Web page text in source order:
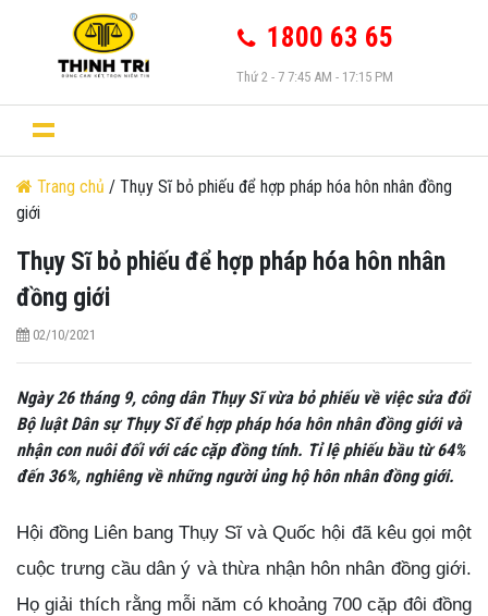
1800 63 65
Thứ 2 - 7 7:45 AM - 17:15 PM
Trang chủ / Thụy Sĩ bỏ phiếu để hợp pháp hóa hôn nhân đồng
giới
Thụy Sĩ bỏ phiếu để hợp pháp hóa hôn nhân
đồng giới
02/10/2021
Ngày 26 tháng 9, công dân Thụy Sĩ vừa bỏ phiếu về việc sửa đổi
Bộ luật Dân sự Thụy Sĩ để hợp pháp hóa hôn nhân đồng giới và
nhận con nuôi đối với các cặp đồng tính. Tỉ lệ phiếu bầu từ 64%
đến 36%, nghiêng về những người ủng hộ hôn nhân đồng giới.
Hội đồng Liên bang Thụy Sĩ và Quốc hội đã kêu gọi một
cuộc trưng cầu dân ý vàthừa nhậnhôn nhân đồng giới.
Họ giải thích rằng mỗi năm có khoảng700 cặp đôi đồng